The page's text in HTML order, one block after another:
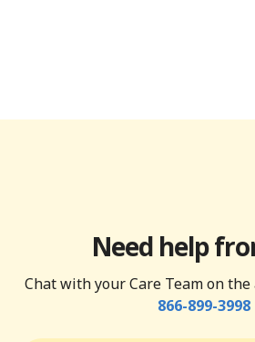
Need help
Chat with your Care Team on
866-899-3998